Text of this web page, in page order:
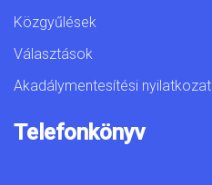
Közgyűlések
Választások
Akadálymentesítési nyilatkozat
Telefonkönyv